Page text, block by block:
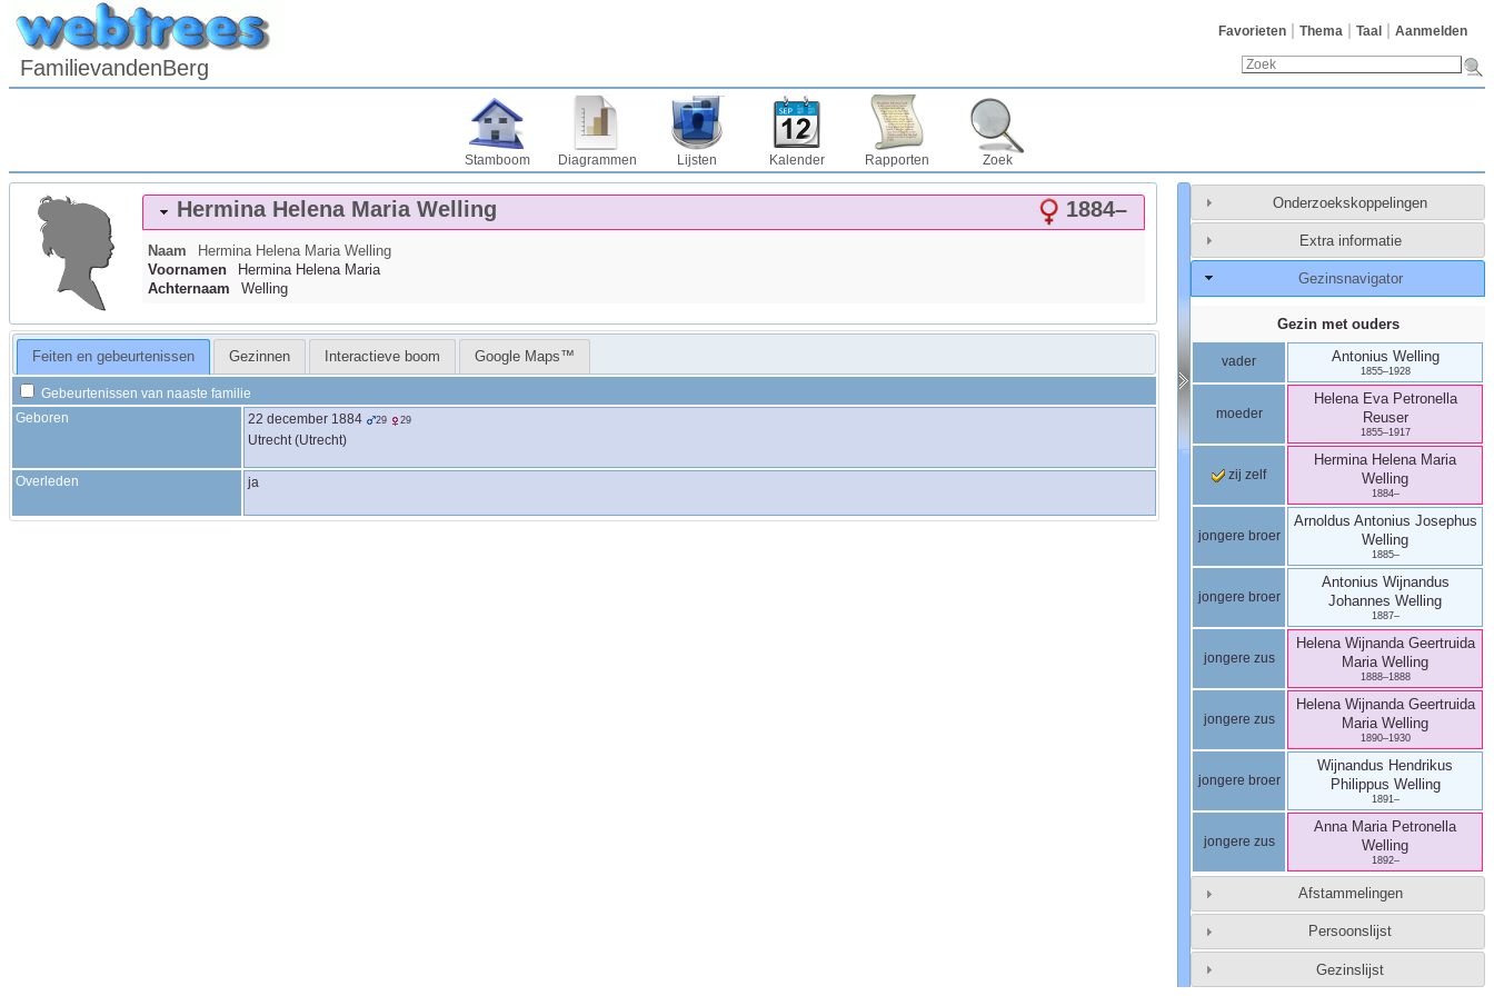
Favorieten Thema Taal Aanmelden
FamilievandenBerg
Stamboom Diagrammen Lijsten Kalender Rapporten Zoek
Hermina Helena Maria Welling 1884–
Naam Hermina Helena Maria Welling
Voornamen
Hermina Helena Maria
Achternaam
Welling
Feiten en gebeurtenissen Gezinnen Interactieve boom Google Maps™
Gebeurtenissen van naaste familie
Geboren
22 december 1884 29 29
Utrecht (Utrecht)
Overleden ja
Onderzoekskoppelingen
Extra informatie
Gezinsnavigator
Gezin met ouders
vader Antonius Welling
1855–1928
moeder
Helena Eva Petronella
Reuser
1855–1917
zij zelf
Hermina Helena Maria
Welling
1884–
jongere broer
Arnoldus Antonius Josephus
Welling
1885–
jongere broer
Antonius Wijnandus
Johannes Welling
1887–
jongere zus
Helena Wijnanda Geertruida
Maria Welling
1888–1888
jongere zus
Helena Wijnanda Geertruida
Maria Welling
1890–1930
jongere broer
Wijnandus Hendrikus
Philippus Welling
1891 –
jongere zus
Anna Maria Petronella
Welling
1892–
Afstammelingen
Persoonslijst
Gezinslijst